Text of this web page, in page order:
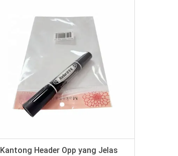
Kantong Header Opp yang Jelas